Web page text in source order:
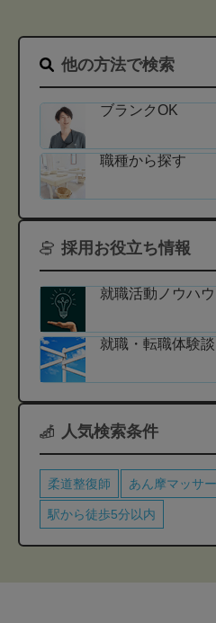
他の方法で検索
ブランクOK
職種から探す
採用お役立ち情報
就職活動ノウハウ
就職・転職体験談
人気検索条件
柔道整復師 あん摩マッサ
駅から徒歩5分以内